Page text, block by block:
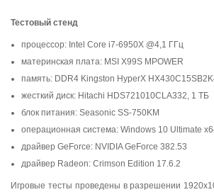
Тестовый стенд
процессор: Intel Core i7-6950X @4,1 ГГц
материнская плата: MSI X99S MPOWER
память: DDR4 Kingston HyperX
жесткий диск: Hitachi HDS721010CLA332, 1 TБ
блок питания: Seasonic SS-750KM
операционная система: Windows 10 Ultimate
драйвер GeForce: NVIDIA GeForce 382.53
драйвер Radeon: Crimson Edition 17.6.2
Игровые тесты проведены в разрешении